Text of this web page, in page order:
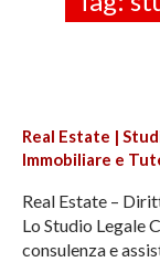
Real Estate |
Immobiliare e
Real Estate –
Lo Studio Legale
consulenza e